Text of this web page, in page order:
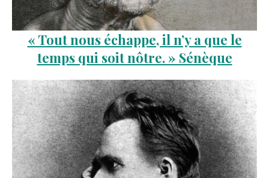
« Tout nous échappe, il n’y a que le
temps qui soit nôtre. » Sénèque